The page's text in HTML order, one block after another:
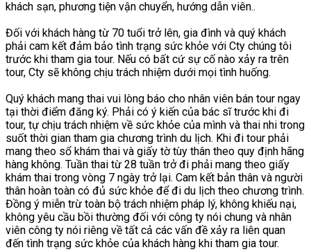
khách sạn, phương tiện vận chuyển, hướng dẫn viên..
Đối với khách hàng từ 70 tuổi trở lên, gia đình và quý khách
phải cam kết đảm bảo tình trạng sức khỏe với Cty chúng tôi
trước khi tham gia tour. Nếu có bất cứ sự cố nào xảy ra trên
tour, Cty sẽ không chịu trách nhiệm dưới mọi tình huống.
Quý khách mang thai vui lòng báo cho nhân viên bán tour ngay
tại thời điểm đăng ký. Phải có ý kiến của bác sĩ trước khi đi
tour, tự chịu trách nhiệm về sức khỏe của mình và thai nhi trong
suốt thời gian tham gia chương trình du lịch. Khi đi tour phải
mang theo sổ khám thai và giấy tờ tùy thân theo quy định hãng
hàng không. Tuần thai từ 28 tuần trở đi phải mang theo giấy
khám thai trong vòng 7 ngày trở lại. Cam kết bản thân và người
thân hoàn toàn có đủ sức khỏe để đi du lịch theo chương trình.
Đồng ý miễn trừ toàn bộ trách nhiệm pháp lý, không khiếu nại,
không yêu cầu bồi thường đối với công ty nói chung và nhân
viên công ty nói riêng về tất cả các vấn đề xảy ra liên quan
đến tình trạng sức khỏe của khách hàng khi tham gia tour.